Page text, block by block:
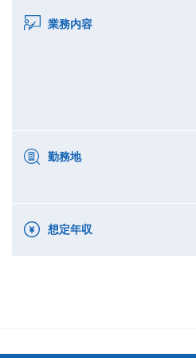
業務内容
勤務地
想定年収